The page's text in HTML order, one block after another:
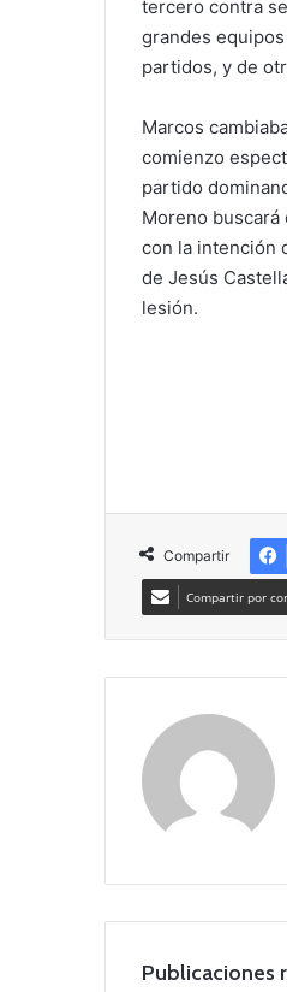
tercero contra
grandes
partidos, y de
Marcos
comienzo
partido
Moreno
con la intención
de Jesús
lesión.
Compartir
Compartir por
Publicaciones